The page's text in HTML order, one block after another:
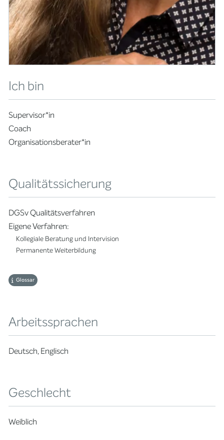
Ich bin
Supervisor*in
Coach
Organisationsberater*in
Qualitätssicherung
DGSv Qualitätsverfahren
Eigene Verfahren:
Kollegiale Beratung und Intervision
Permanente Weiterbildung
Glossar
Arbeitssprachen
Deutsch, Englisch
Geschlecht
Weiblich